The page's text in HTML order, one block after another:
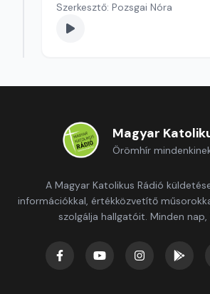
Szerkesztő: Pozsgai Nóra
Magyar
Örömhír
A Magyar Katolikus Rádió
információkkal, értékközvetítő
szolgálja hallgatóit. Minden